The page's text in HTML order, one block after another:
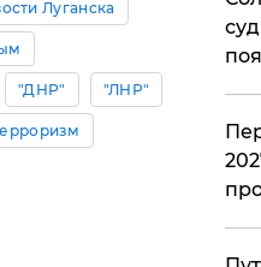
Луганска
"ДНР" "ЛНР"